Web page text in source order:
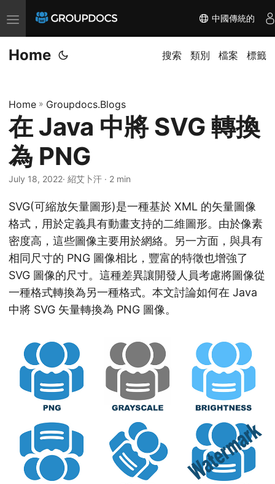
T
o
g
e
n
a
v
i
a
t
i
o
n
中國傳統的
Home 搜索 類別 檔案 標籤
Home » Groupdocs.Blogs
在 Java 中將 SVG 轉換
為 PNG
July 18, 2022· 紹艾卜汗 · 2 min
SVG(可縮放矢量圖形)是一種基於 XML 的矢量圖像
格式，用於定義具有動畫支持的二維圖形。由於像素
密度高，這些圖像主要用於網絡。另一方面，與具有
相同尺寸的 PNG 圖像相比，豐富的特徵也增強了
SVG 圖像的尺寸。這種差異讓開發人員考慮將圖像從
一種格式轉換為另一種格式。本文討論如何在 Java
中將 SVG 矢量轉換為 PNG 圖像。